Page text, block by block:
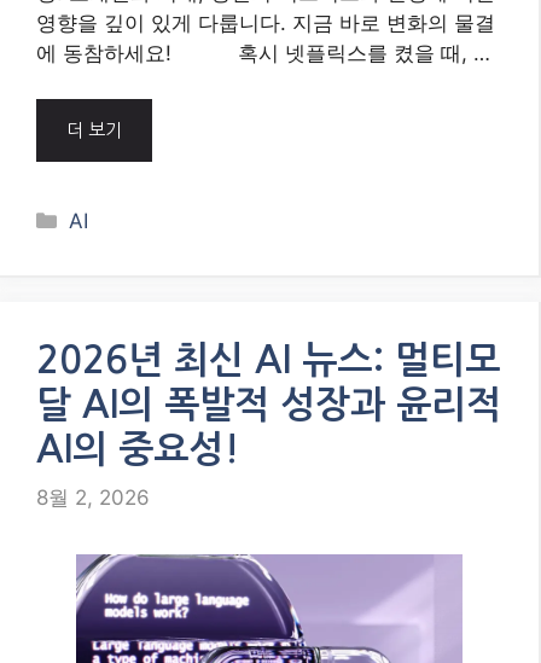
영향을 깊이 있게 다룹니다. 지금 바로 변화의 물결
에 동참하세요! 혹시 넷플릭스를 켰을 때, …
더 보기
Categories
AI
2026년 최신 AI 뉴스: 멀티모
달 AI의 폭발적 성장과 윤리적
AI의 중요성!
8월 2, 2026